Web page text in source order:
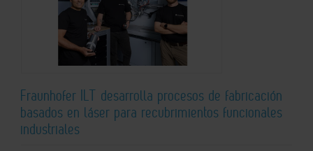
Fraunhofer ILT desarrolla procesos de fabricación
basados en láser para recubrimientos funcionales
industriales